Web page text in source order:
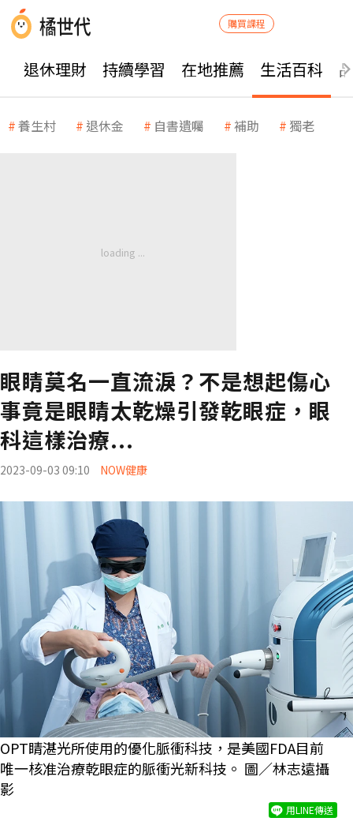
購買課程
退休理財 持續學習 在地推薦 生活百科
養生村 退休金 自書遺囑 補助 獨老
眼睛莫名一直流淚？不是想起傷心
事竟是眼睛太乾燥引發乾眼症，眼
科這樣治療...
2023-09-03 09:10 NOW健康
OPT睛湛光所使用的優化脈衝科技，是美國FDA目前
唯一核准治療乾眼症的脈衝光新科技。 圖／林志遠攝
影
用LINE傳送